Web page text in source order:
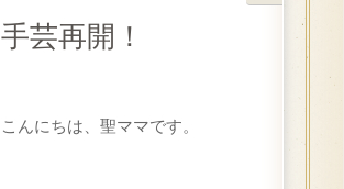
手芸再開！
こんにちは、聖ママです。